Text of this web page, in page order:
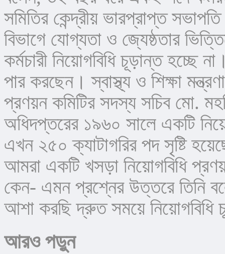
সমিতির কেন্দ্রীয় ভারপ্রাপ্ত
বিভাগে যোগ্যতা ও জ্যেষ্ঠতার
কর্মচারী নিয়োগবিধি চূড়ান্ত হচ্ছে
পার করছেন। স্বাস্থ্য ও শিক্ষা
প্রণয়ন কমিটির সদস্য সচিব মো.
অধিদপ্তরের ১৯৬০ সালে একটি
এখন ২৫০ ক্যাটাগরির পদ সৃষ্টি
আমরা একটি খসড়া নিয়োগবিধি
কেন- এমন প্রশ্নের উত্তরে তিনি
আশা করছি দ্রুত সময়ে নিয়োগবিধি
আরও পড়ুন